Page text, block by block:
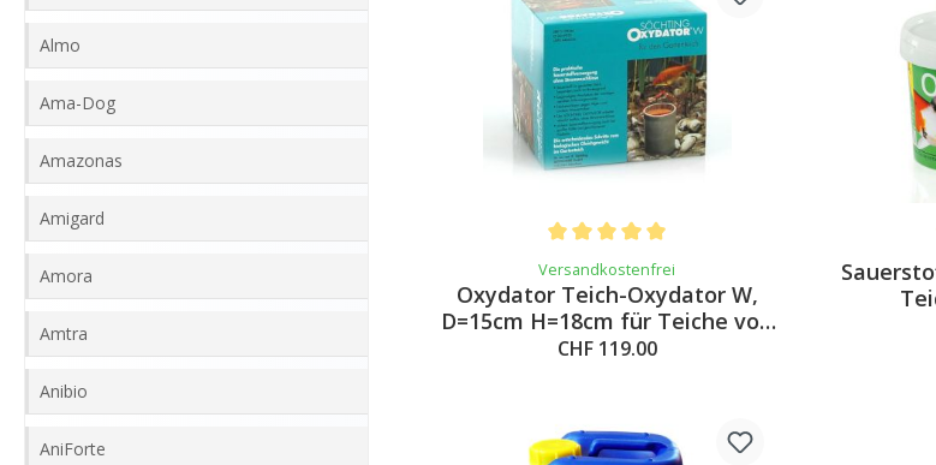
Almo
Ama-Dog
Amazonas
Amigard
Amora
Amtra
Anibio
AniForte
Average rating of 5 out of 5 stars
Versandkostenfrei
Oxydator Teich-Oxydator W,
D=15cm H=18cm für Teiche von
500-4’000 Liter
CHF 119.00